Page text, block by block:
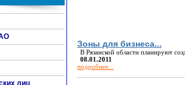
лиц
Зоны для бизнеса...
В Рязанской области планируют
08.01.2011
подробнее...